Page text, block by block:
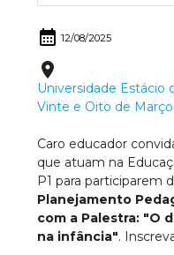
calendar_month 12/08/2025
place
Universidade Estácio
Vinte e Oito de
Caro educador
que atuam na
P1 para participarem
Planejamento
com a Palestra: "O
na infância".